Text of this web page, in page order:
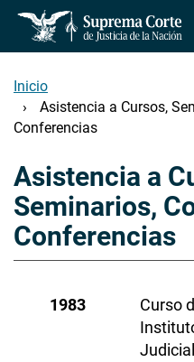
Pasar
contenido
principal
Inicio
Asistencia a Cursos,
Conferencias
Asistencia a
Seminarios,
Conferencias
1983
Curso